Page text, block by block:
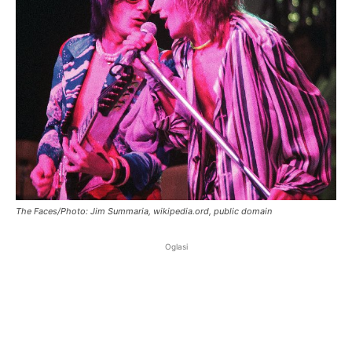
The Faces/Photo: Jim Summaria, wikipedia.ord, public domain
Oglasi